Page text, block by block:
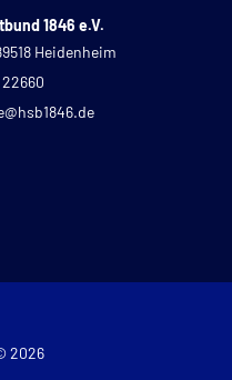
1846 e.V.
Heidenheim
22660
2026